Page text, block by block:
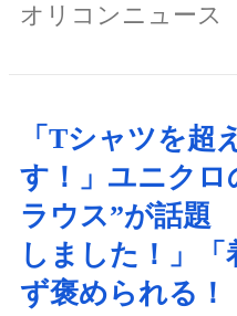
オリコンニュース
「Tシャツを超
す！」ユニクロ
ラウス”が話題
しました！」
ず褒められる！